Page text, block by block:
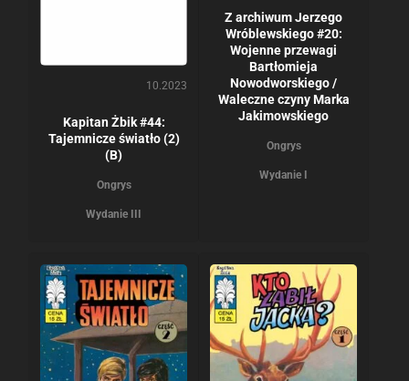
10.2023
Kapitan Żbik #44:
Tajemnicze światło (2)
(B)
Ongrys
Wydanie III
Z archiwum Jerzego
Wróblewskiego #20:
Wojenne przewagi
Bartłomieja
Nowodworskiego /
Waleczne czyny Marka
Jakimowskiego
Ongrys
Wydanie I